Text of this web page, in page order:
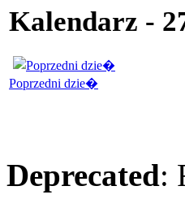
Kalendarz -
Poprzedni dzie�
Deprecated: